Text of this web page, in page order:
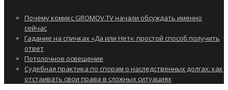
Почему комикс GROMOV.TV начали обсуждать именно
сейчас
Гадание на спичках «Да или Нет»: простой способ получить
ответ
Потолочное освещение
Судебная практика по спорам о наследственных долгах: как
отстаивать свои права в сложных ситуациях